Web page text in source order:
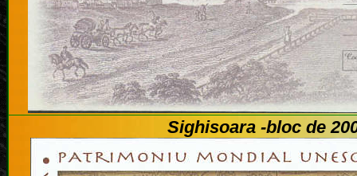
Sighisoara -bloc de